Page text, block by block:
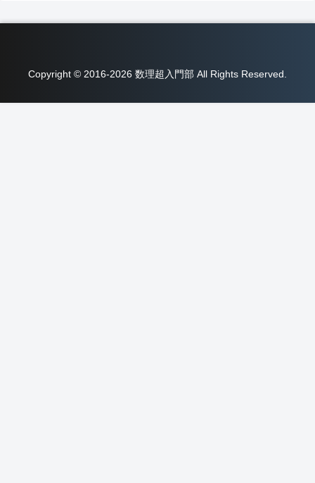
Copyright © 2016-2026 数理超入門部 All Rights Reserved.